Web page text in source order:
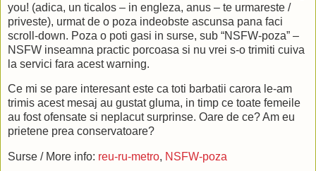
you! (adica, un ticalos – in engleza, anus – te urmareste /
priveste), urmat de o poza indeobste ascunsa pana faci
scroll-down. Poza o poti gasi in surse, sub “NSFW-poza” –
NSFW inseamna practic porcoasa si nu vrei s-o trimiti cuiva
la servici fara acest warning.
Ce mi se pare interesant este ca toti barbatii carora le-am
trimis acest mesaj au gustat gluma, in timp ce toate femeile
au fost ofensate si neplacut surprinse. Oare de ce? Am eu
prietene prea conservatoare?
Surse / More info: reu-ru-metro, NSFW-poza